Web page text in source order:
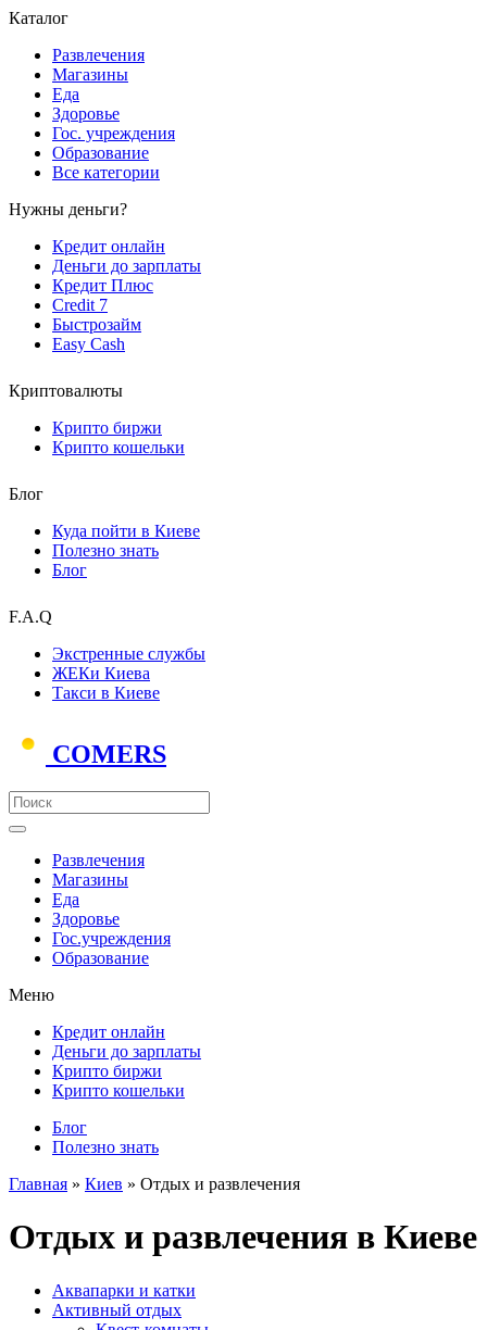
Каталог
Развлечения
Магазины
Еда
Здоровье
Гос. учреждения
Образование
Все категории
Нужны деньги?
Кредит онлайн
Деньги до зарплаты
Кредит Плюс
Credit 7
Быстрозайм
Easy Cash
Криптовалюты
Крипто биржи
Крипто кошельки
Блог
Куда пойти в Киеве
Полезно знать
Блог
F.A.Q
Экстренные службы
ЖЕКи Киева
Такси в Киеве
COMERS
Развлечения
Магазины
Еда
Здоровье
Гос.учреждения
Образование
Меню
Кредит онлайн
Деньги до зарплаты
Крипто биржи
Крипто кошельки
Блог
Полезно знать
Главная » Киев » Отдых и развлечения
Отдых и развлечения в Киеве
Аквапарки и катки
Активный отдых